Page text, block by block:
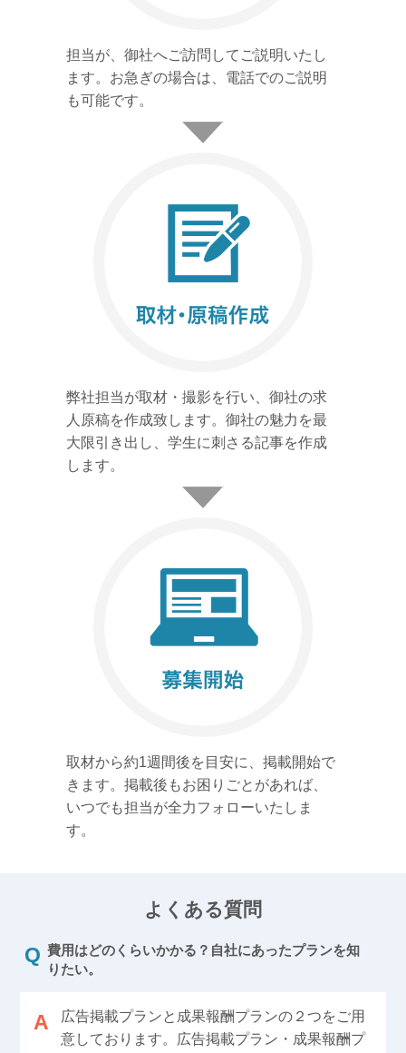
担当が、御社へご訪問してご説明いたし
ます。お急ぎの場合は、電話でのご説明
も可能です。
弊社担当が取材・撮影を行い、御社の求
人原稿を作成致します。御社の魅力を最
大限引き出し、学生に刺さる記事を作成
します。
取材から約1週間後を目安に、掲載開始で
きます。掲載後もお困りごとがあれば、
いつでも担当が全力フォローいたしま
す。
よくある質問
費用はどのくらいかかる？自社にあったプランを知
りたい。
広告掲載プランと成果報酬プランの２つをご用
意しております。広告掲載プラン・成果報酬プ